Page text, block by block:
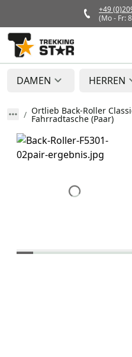
+49
(Mo - Fr:
DAMEN HERREN
Ortlieb Back-Roller
Fahrradtasche (Paar)